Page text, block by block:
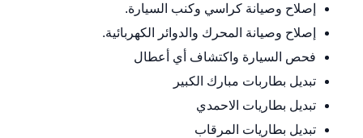
إصلاح وصيانة كراسي وكنب السيارة.
إصلاح وصيانة المحرك والدوائر الكهربائية.
فحص السيارة واكتشاف أي أعطال
تبديل بطاربات مبارك الكبير
تبديل بطاريات الاحمدي
تبديل بطاريات المرقاب